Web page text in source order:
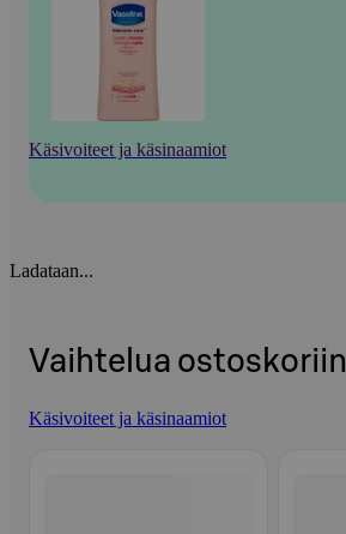
Käsivoiteet ja käsinaamiot
Ladataan...
Vaihtelua ostoskoriin
Käsivoiteet ja käsinaamiot